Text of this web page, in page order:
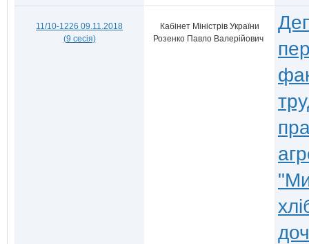
11/10-1226 09.11.2018
(9 сесія)
Кабінет Міністрів України
Розенко Павло Валерійович